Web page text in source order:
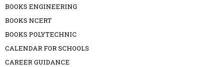
BOOKS ENGINEERING
BOOKS NCERT
BOOKS POLYTECHNIC
CALENDAR FOR SCHOOLS
CAREER GUIDANCE